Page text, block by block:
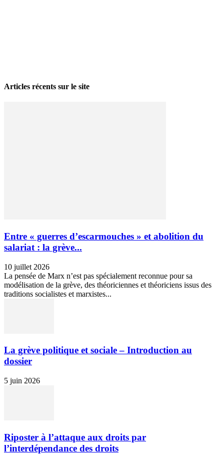
Articles récents sur le site
Entre « guerres d’escarmouches » et abolition du
salariat : la grève...
10 juillet 2026
La pensée de Marx n’est pas spécialement reconnue pour sa
modélisation de la grève, des théoriciennes et théoriciens issus des
traditions socialistes et marxistes...
La grève politique et sociale – Introduction au
dossier
5 juin 2026
Riposter à l’attaque aux droits par
l’interdépendance des droits